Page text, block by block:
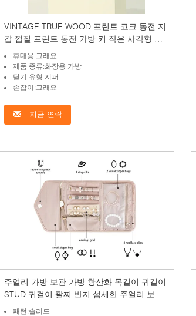
VINTAGE TRUE WOOD 프린트 코크 동전 지
갑 껍질 프린트 동전 가방 키 작은 사각형 가
방 향수 가방
휴대용:그래요
제품 종류:화장용 가방
닫기 유형:지퍼
손잡이:그래요
지금 연락
주얼리 가방 보관 가방 항산화 목걸이 귀걸이
STUD 귀걸이 팔찌 반지 섬세한 주얼리 보관
상자 포터블
패턴:솔리드